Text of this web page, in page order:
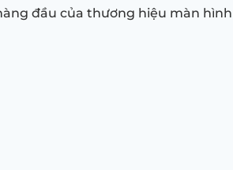
đầu của thương hiệu màn